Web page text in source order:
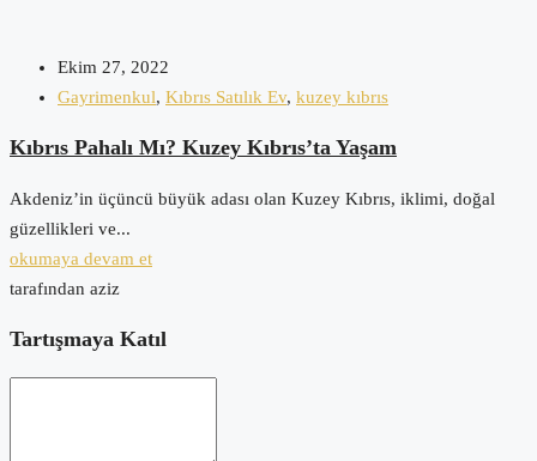
Ekim 27, 2022
Gayrimenkul, Kıbrıs Satılık Ev, kuzey kıbrıs
Kıbrıs Pahalı Mı? Kuzey Kıbrıs’ta Yaşam
Akdeniz’in üçüncü büyük adası olan Kuzey Kıbrıs, iklimi, doğal
güzellikleri ve...
okumaya devam et
tarafından aziz
Tartışmaya Katıl